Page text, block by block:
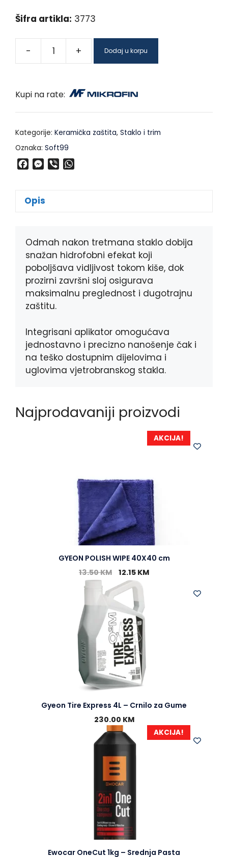
Šifra artikla: 3773
- + Dodaj u korpu
Kupi na rate:
Kategorije: Keramička zaštita, Staklo i trim
Oznaka: Soft99
e
b
k
M
s
e
r
p
Opis
Odmah nakon tretmana staklo dobija
snažan hidrofobni efekat koji
poboljšava vidljivost tokom kiše, dok
prozirni završni sloj osigurava
maksimalnu preglednost i dugotrajnu
zaštitu.
Integrisani aplikator omogućava
jednostavno i precizno nanošenje čak i
na teško dostupnim dijelovima i
uglovima vjetrobranskog stakla.
Najprodavaniji proizvodi
AKCIJA!
GYEON POLISH WIPE 40X40 cm
13.50KM 12.15 KM
Gyeon Tire Express 4L – Crnilo za Gume
230.00 KM
AKCIJA!
Ewocar OneCut 1kg – Srednja Pasta